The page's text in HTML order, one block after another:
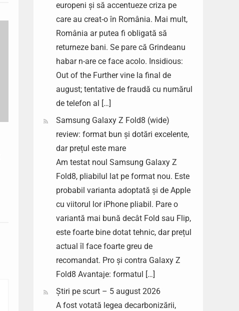
europeni și să accentueze criza pe
care au creat-o în România. Mai mult,
România ar putea fi obligată să
returneze bani. Se pare că Grindeanu
habar n-are ce face acolo. Insidious:
Out of the Further vine la final de
august; tentative de fraudă cu numărul
de telefon al […]
Samsung Galaxy Z Fold8 (wide)
review: format bun și dotări excelente,
dar prețul este mare
Am testat noul Samsung Galaxy Z
Fold8, pliabilul lat pe format nou. Este
probabil varianta adoptată și de Apple
cu viitorul lor iPhone pliabil. Pare o
variantă mai bună decât Fold sau Flip,
este foarte bine dotat tehnic, dar prețul
actual îl face foarte greu de
recomandat. Pro și contra Galaxy Z
Fold8 Avantaje: formatul […]
Știri pe scurt – 5 august 2026
A fost votată legea decarbonizării,